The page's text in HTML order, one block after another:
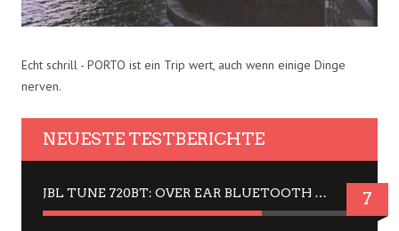
Echt schrill - PORTO ist ein Trip wert, auch wenn einige Dinge
nerven.
NEUESTE TESTBERICHTE
JBL TUNE 720BT: OVER EAR BLUETOOTH KOPFHÖRER UM DIE 50,-€ IM DAUER-TEST 7